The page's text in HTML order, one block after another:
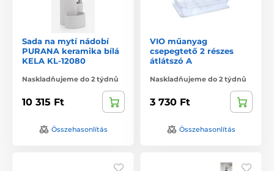
Sada na mytí nádobí
PURANA keramika bílá
KELA KL-12080
Naskladňujeme do 2 týdnů
10 315 Ft
Összehasonlítás
VIO műanyag
csepegtető 2 részes
átlátszó A
Naskladňujeme do 2 týdnů
3 730 Ft
Összehasonlítás